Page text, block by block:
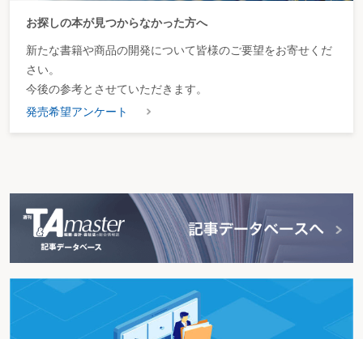
お探しの本が見つからなかった方へ
新たな書籍や商品の開発について皆様のご要望をお寄せくだ
さい。
今後の参考とさせていただきます。
発売希望アンケート